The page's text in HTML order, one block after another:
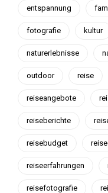
entspannung
fotografie kultur
naturerlebnisse
outdoor reise
reiseangebote
reiseberichte
reisebudget
reiseerfahrungen
reisefotografie